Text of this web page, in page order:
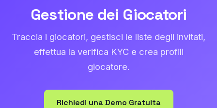
Gestione dei Giocatori
Traccia i giocatori, gestisci le liste degli invitati,
effettua la verifica KYC e crea profili
giocatore.
Richiedi una Demo Gratuita